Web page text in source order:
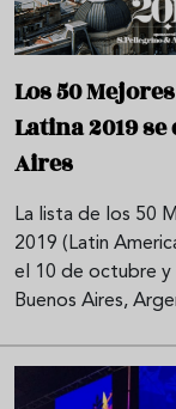
Los 50
Latina 2019
Aires
La lista de los 50
2019 (Latin
el 10 de octubre y
Buenos Aires,